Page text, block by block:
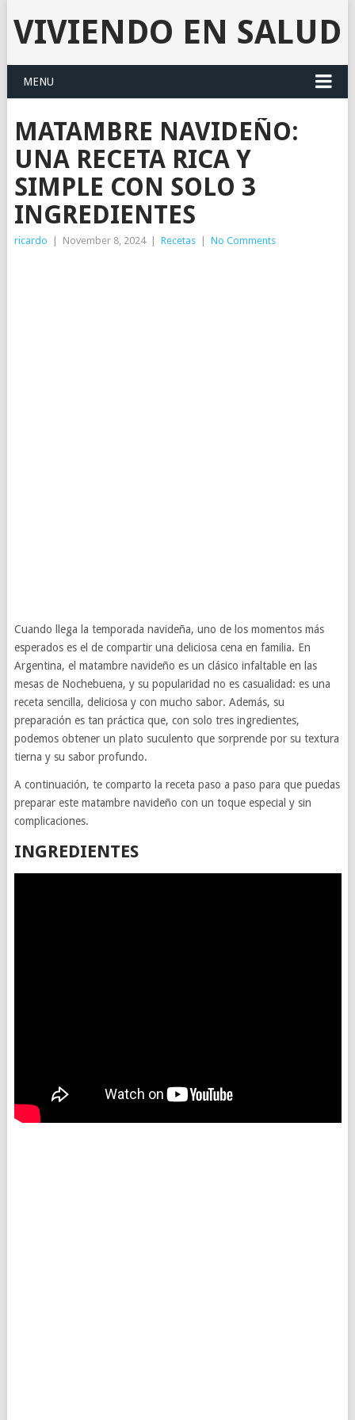
VIVIENDO EN SALUD
MENU
MATAMBRE NAVIDEÑO:
UNA RECETA RICA Y
SIMPLE CON SOLO 3
INGREDIENTES
ricardo November 8, 2024 Recetas No Comments
Cuando llega la temporada navideña, uno de los momentos más
esperados es el de compartir una deliciosa cena en familia. En
Argentina, el matambre navideño es un clásico infaltable en las
mesas de Nochebuena, y su popularidad no es casualidad: es una
receta sencilla, deliciosa y con mucho sabor. Además, su
preparación es tan práctica que, con solo tres ingredientes,
podemos obtener un plato suculento que sorprende por su textura
tierna y su sabor profundo.
A continuación, te comparto la receta paso a paso para que puedas
preparar este matambre navideño con un toque especial y sin
complicaciones.
INGREDIENTES